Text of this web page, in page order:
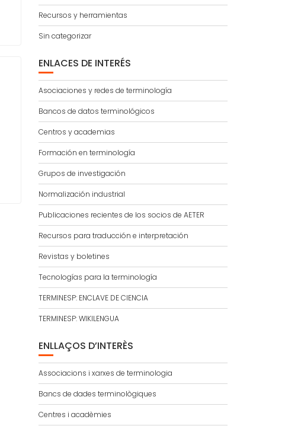
Recursos y herramientas
Sin categorizar
ENLACES DE INTERÉS
Asociaciones y redes de terminología
Bancos de datos terminológicos
Centros y academias
Formación en terminología
Grupos de investigación
Normalización industrial
Publicaciones recientes de los socios de AETER
Recursos para traducción e interpretación
Revistas y boletines
Tecnologías para la terminología
TERMINESP: ENCLAVE DE CIENCIA
TERMINESP: WIKILENGUA
ENLLAÇOS D’INTERÈS
Associacions i xarxes de terminologia
Bancs de dades terminològiques
Centres i acadèmies